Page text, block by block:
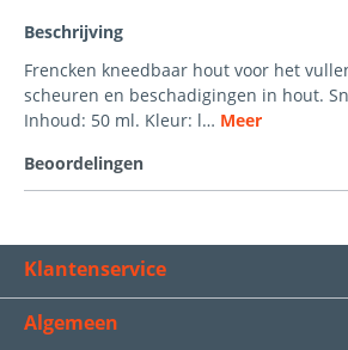
Beschrijving
Frencken kneedbaar hout voor het
scheuren en beschadigingen in hout.
Inhoud: 50 ml. Kleur: l… Meer
Beoordelingen
Klantenservice
Algemeen